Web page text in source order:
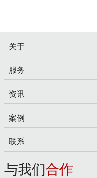
关于
服务
资讯
案例
联系
与我们合作